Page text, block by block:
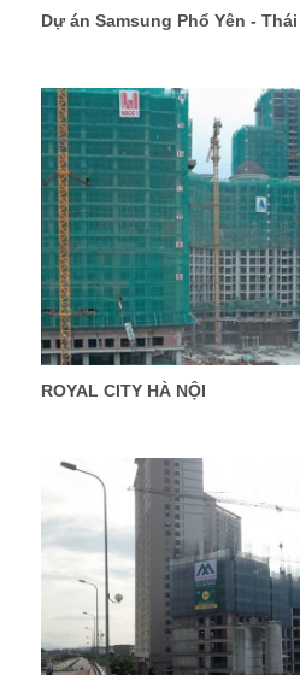
Dự án Samsung Phổ Yên -
ROYAL CITY HÀ NỘI